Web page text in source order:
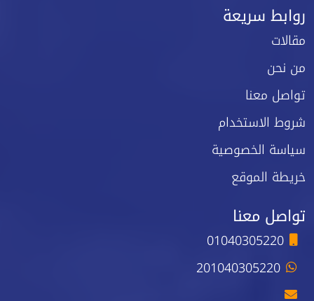
روابط سريعة
مقالات
من نحن
تواصل معنا
شروط الاستخدام
سياسة الخصوصية
خريطة الموقع
تواصل معنا
01040305220
201040305220